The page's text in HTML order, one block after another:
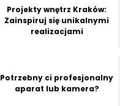
Projekty wnętrz Kraków:
Zainspiruj się unikalnymi
realizacjami
Potrzebny ci profesjonalny
aparat lub kamera?